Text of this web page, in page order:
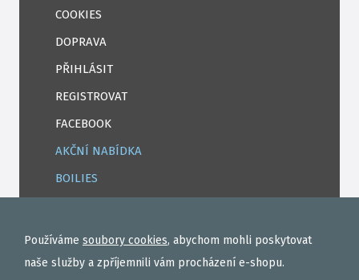
COOKIES
DOPRAVA
PŘIHLÁSIT
REGISTROVAT
FACEBOOK
AKČNÍ NABÍDKA
BOILIES
TEKUTÉ
OBALOVAČKY
Používáme soubory cookies, abychom mohli poskytovat
naše služby a zpříjemnili vám procházení e-shopu.